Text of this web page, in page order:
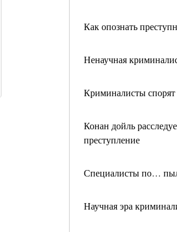
Как опознать
Ненаучная
Криминалисты спорят
Конан дойль
преступление
Специалисты по…
Научная эра